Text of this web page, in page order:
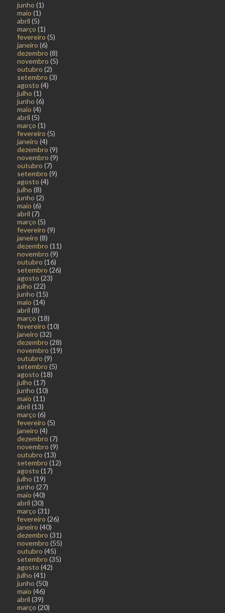
junho (1)
maio (1)
abril (5)
março (1)
fevereiro (5)
janeiro (6)
dezembro (8)
novembro (5)
outubro (2)
setembro (3)
agosto (4)
julho (1)
junho (6)
maio (4)
abril (5)
março (1)
fevereiro (5)
janeiro (4)
dezembro (9)
novembro (9)
outubro (7)
setembro (9)
agosto (4)
julho (8)
junho (2)
maio (6)
abril (7)
março (5)
fevereiro (9)
janeiro (8)
dezembro (11)
novembro (9)
outubro (16)
setembro (26)
agosto (23)
julho (22)
junho (15)
maio (14)
abril (8)
março (18)
fevereiro (10)
janeiro (32)
dezembro (28)
novembro (19)
outubro (9)
setembro (5)
agosto (18)
julho (17)
junho (10)
maio (11)
abril (13)
março (6)
fevereiro (5)
janeiro (4)
dezembro (7)
novembro (9)
outubro (13)
setembro (12)
agosto (17)
julho (19)
junho (27)
maio (40)
abril (30)
março (31)
fevereiro (26)
janeiro (40)
dezembro (31)
novembro (55)
outubro (45)
setembro (35)
agosto (42)
julho (41)
junho (50)
maio (46)
abril (39)
março (20)